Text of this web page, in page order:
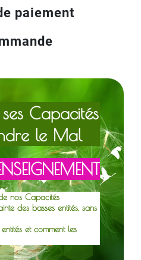
paiement
Capacités
le Mal
NSEIGNEMENT
nos Capacités
des basses entités, sans
et comment les